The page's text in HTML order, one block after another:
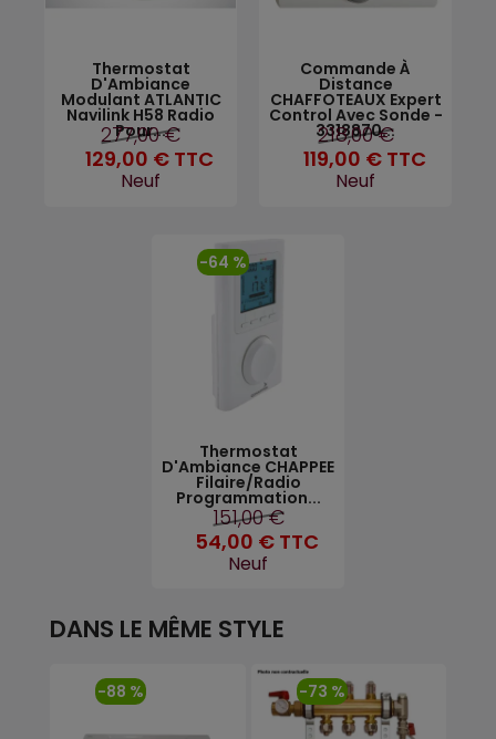
Thermostat
D'Ambiance
Modulant ATLANTIC
Navilink H58 Radio
Pour...
277,00 €
129,00 € TTC
Neuf
Commande À
Distance
CHAFFOTEAUX Expert
Control Avec Sonde -
3318870...
218,00 €
119,00 € TTC
Neuf
Thermostat
D'Ambiance CHAPPEE
Filaire/Radio
Programmation...
151,00 €
54,00 € TTC
Neuf
-64 %
DANS LE MÊME STYLE
-88 % -73 %